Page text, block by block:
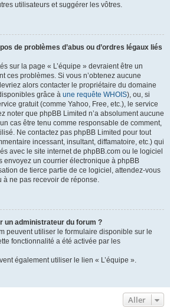
utilisateurs et suggérer les vôtres.
de problèmes d’abus ou d’ordres légaux liés
sur la page « L’équipe » devraient être un
ces problèmes. Si vous n’obtenez aucune
alors contacter le propriétaire du domaine
grâce à une requête WHOIS), ou, si
gratuit (comme Yahoo, Free, etc.), le service
noter que phpBB Limited n’a absolument aucune
cas être tenu comme responsable de comment,
Ne contactez pas phpBB Limited pour tout
incessant, insultant, diffamatoire, etc.) qui
avec le site internet de phpBB.com ou le logiciel
envoyez un courrier électronique à phpBB
de tierce partie de ce logiciel, attendez-vous
ne pas recevoir de réponse.
un administrateur du forum ?
peuvent utiliser le formulaire disponible sur le
fonctionnalité a été activée par les
également utiliser le lien « L’équipe ».
Aller